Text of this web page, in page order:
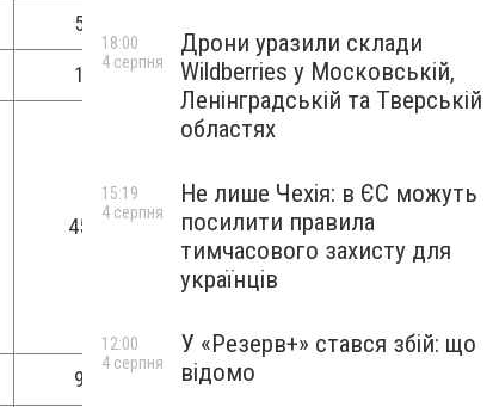
5
1
45
9
Дрони уразили склади
Wildberries у Московській,
Ленінградській та Тверській
областях
18:00
4 серпня
Не лише Чехія: в ЄС можуть
посилити правила
тимчасового захисту для
українців
15:19
4 серпня
У «Резерв+» стався збій: що
відомо
12:00
4 серпня